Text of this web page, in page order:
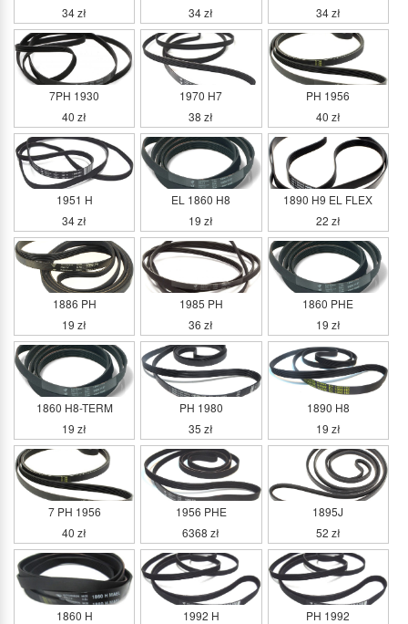
34 zł
34 zł
34 zł
7PH 1930
40 zł
1970 H7
38 zł
PH 1956
40 zł
1951 H
34 zł
EL 1860 H8
19 zł
1890 H9 EL FLEX
22 zł
1886 PH
19 zł
1985 PH
36 zł
1860 PHE
19 zł
1860 H8-TERM
19 zł
PH 1980
35 zł
1890 H8
19 zł
7 PH 1956
40 zł
1956 PHE
6368 zł
1895J
52 zł
1860 H
1992 H
PH 1992